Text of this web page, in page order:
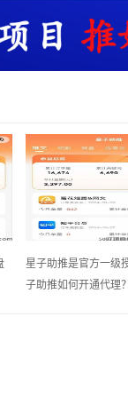
星子助推是官方一级
子助推如何开通代理